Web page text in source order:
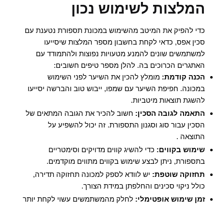
המלצות לשימוש נכון
כדי להפיק את המיטב מהשימוש במכונת תספורת נטענת עם
סכין אפס, כדאי לקחת בחשבון מספר המלצות שיסייעו
למשתמשים שונים להמנע מטעויות נפוצות ולהתמודד עם
האתגרים הכרוכים בה. להלן מספר טיפים חשובים:
הכנה קודמת: מומלץ להכין את השיער לפני השימוש
במכונה. חפיפת השיער עם שמפו, ייבוש טוב והברשה יסייעו
להשגת תוצאות מיטביות.
התאמה לגובה הסכין: חשוב להכיר את הגובה המתאים של
הסכין עבור סוג וסגנון התספורת. זה יכול להשפיע על
התוצאה .
שימוש בקווים: כדי להשיג קווים מדויקים וסימטריים
בתספורת, ניתן לבצע שימוש בקווים מתווים מוקדמים.
תחזוקה שוטפת: יש לוודא לספק למכונה תחזוקה תדירה,
כולל ניקוי סכינים והחלפתן במידת הצורך.
זמן שימוש אופטימלי: לחלק מהמשתמשים עשוי לקחת יותר